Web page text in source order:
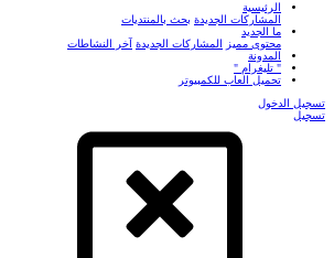
الرئيسية
المشاركات الجديدة بحث بالمنتديات
ما الجديد
محتوى مميز
المشاركات الجديدة آخر النشاطات
المدونة
" تليغرام "
تحميل العاب للكمبيوتر
تسجيل الدخول
تسجيل